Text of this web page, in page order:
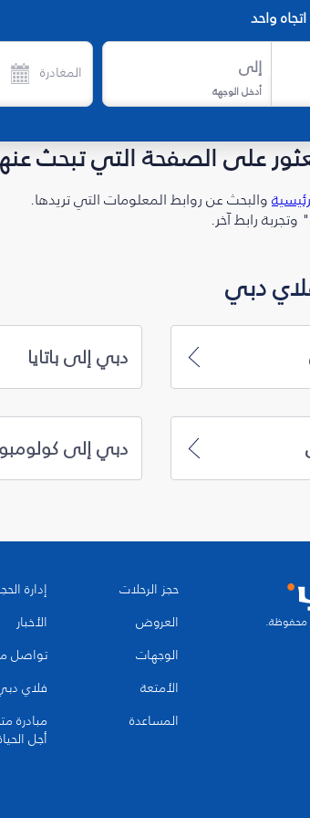
اتجاه واحد
إلى
أدخل الوجهة
المغادرة
على الصفحة التي تبحث
والبحث عن روابط المعلومات التي تريدها.
رابط آخر.
دبي
دبي إلى باتايا
دبي إلى كولومبو
حجز الرحلات
العروض
الوجهات
الأمتعة
المساعدة
إدارة
الأخبار
تواصل
فلاي
مبادرة
أجل